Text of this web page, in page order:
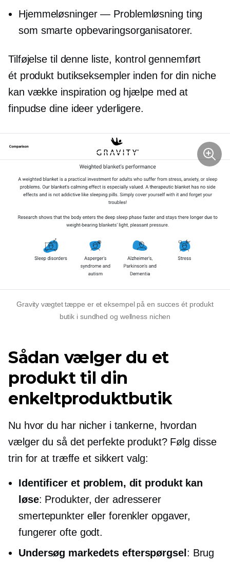
Hjemmeløsninger — Problemløsning ting
som smarte opbevaringsorganisatorer.
Tilføjelse til denne liste, kontrol gennemført
ét produkt butikseksempler inden for din niche
kan vække inspiration og hjælpe med at
finpudse dine ideer yderligere.
Gravity vægtet tæppe er et eksempel på en succesét produkt
butik i sundhed og wellness nichen
Sådan vælger du et
produkt til din
enkeltproduktbutik
Nu hvor du har nicher i tankerne, hvordan
vælger du så det perfekte produkt? Følg disse
trin for at træffe et sikkert valg:
Identificer et problem, dit produkt kan
løse: Produkter, der adresserer
smertepunkter eller forenkler opgaver,
fungerer ofte godt.
Undersøg markedets efterspørgsel : Brug